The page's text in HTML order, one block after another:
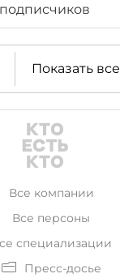
Показать все
Все компании
Все персоны
специализации
Пресс-досье